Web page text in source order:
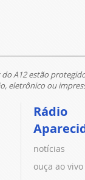
A12 estão
ou
Rádio
notícias
ouça ao vivo